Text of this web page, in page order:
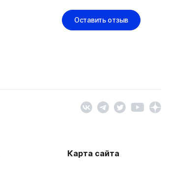
Оставить отзыв
Карта сайта